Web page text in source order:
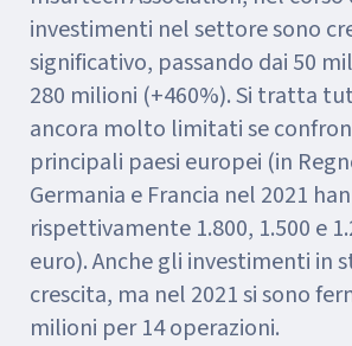
investimenti nel settore sono
significativo, passando dai 50
280 milioni (+460%). Si tratta
ancora molto limitati se
principali paesi europei (in
Germania e Francia nel 2021
rispettivamente 1.800, 1.500 e
euro). Anche gli investimenti in
crescita, ma nel 2021 si sono
milioni per 14 operazioni.